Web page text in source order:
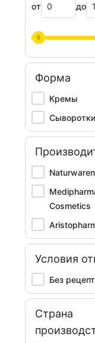
от до
Форма
Кремы
Сыворотки
Naturwaren
Cosmetics
Условия
Без
Страна